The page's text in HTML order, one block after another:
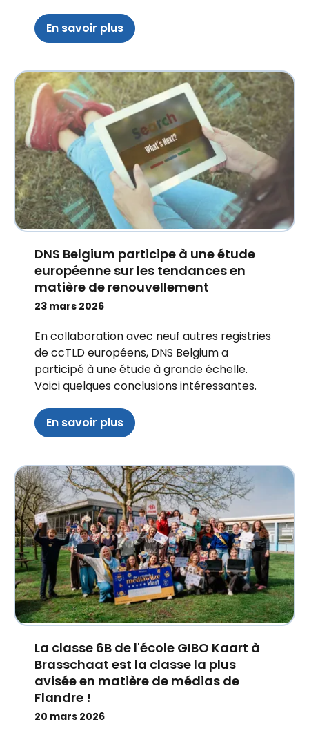
En savoir plus
DNS Belgium participe à une étude
européenne sur les tendances en
matière de renouvellement
23 mars 2026
En collaboration avec neuf autres registries
de ccTLD européens, DNS Belgium a
participé à une étude à grande échelle.
Voici quelques conclusions intéressantes.
En savoir plus
La classe 6B de l'école GIBO Kaart à
Brasschaat est la classe la plus
avisée en matière de médias de
Flandre !
20 mars 2026